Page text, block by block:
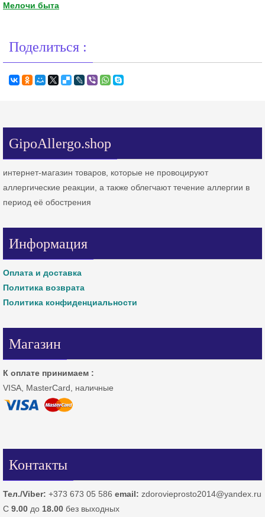
Мелочи быта
Поделиться :
GipoAllergo.shop
интернет-магазин товаров, которые не провоцируют
аллергические реакции, а также облегчают течение аллергии в
период её обострения
Информация
Оплата и доставка
Политика возврата
Политика конфиденциальности
Магазин
К оплате принимаем :
VISA, MasterCard, наличные
Контакты
Тел./Viber: +373 673 05 586 email: zdorovieprosto2014@yandex.ru
С 9.00 до 18.00 без выходных